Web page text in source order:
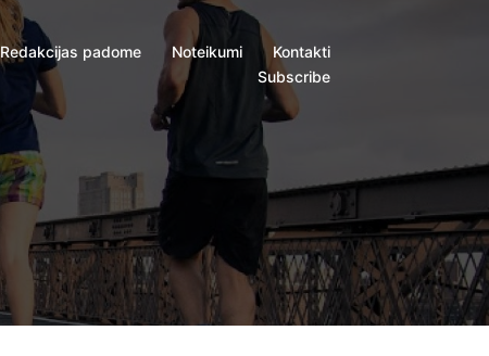
Redakcijas padome Noteikumi
Kontakti
Subscribe